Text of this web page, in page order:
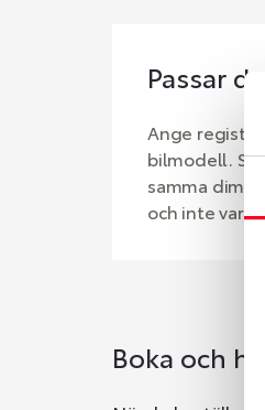
Passar
Ange
bilmodell. Se
samma
och inte vara
Boka och